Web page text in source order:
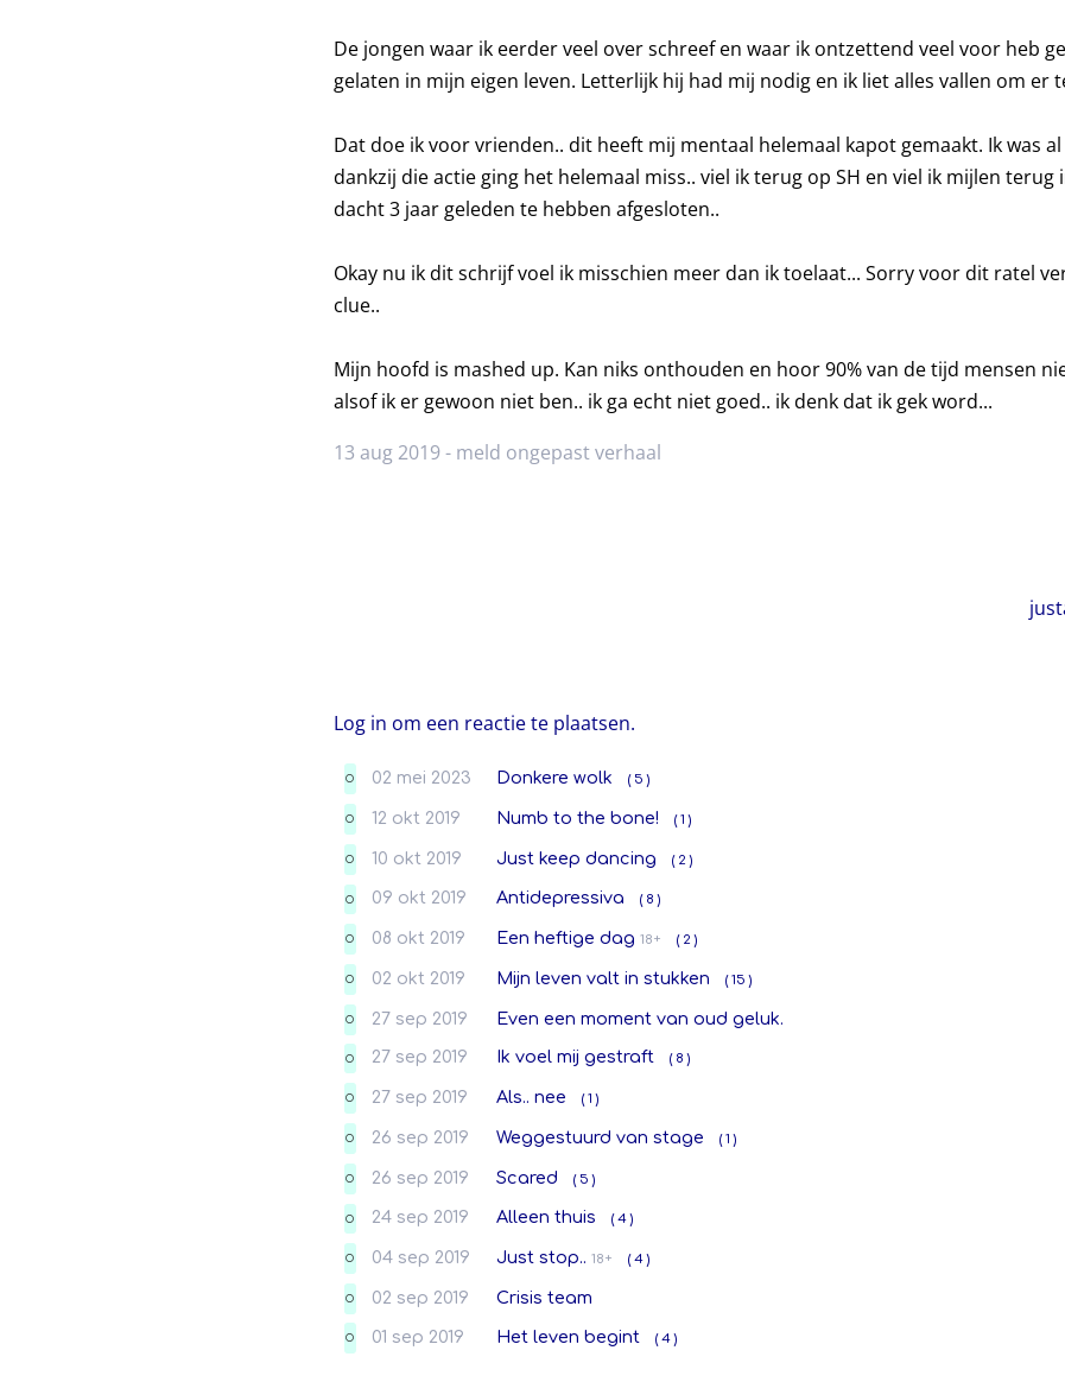
De jongen waar ik eerder veel over schreef en waar ik ontzettend veel voor heb
gelaten in mijn eigen leven. Letterlijk hij had mij nodig en ik liet alles vallen om er
Dat doe ik voor vrienden.. dit heeft mij mentaal helemaal kapot gemaakt. Ik was
dankzij die actie ging het helemaal miss.. viel ik terug op SH en viel ik mijlen terug
dacht 3 jaar geleden te hebben afgesloten..
Okay nu ik dit schrijf voel ik misschien meer dan ik toelaat... Sorry voor dit ratel
clue..
Mijn hoofd is mashed up. Kan niks onthouden en hoor 90% van de tijd mensen
alsof ik er gewoon niet ben.. ik ga echt niet goed.. ik denk dat ik gek word...
13 aug 2019 - meld ongepast verhaal
Log in om een reactie te plaatsen.
O 02 mei 2023 Donkere wolk ( 5 )
O 12 okt 2019 Numb to the bone! ( 1 )
O 10 okt 2019 Just keep dancing ( 2 )
O 09 okt 2019 Antidepressiva ( 8 )
O 08 okt 2019 Een heftige dag 18+ ( 2 )
O 02 okt 2019 Mijn leven valt in stukken ( 15 )
O 27 sep 2019 Even een moment van oud geluk.
O 27 sep 2019 Ik voel mij gestraft ( 8 )
O 27 sep 2019 Als.. nee ( 1 )
O 26 sep 2019 Weggestuurd van stage ( 1 )
O 26 sep 2019 Scared ( 5 )
O 24 sep 2019 Alleen thuis ( 4 )
O 04 sep 2019 Just stop.. 18+ ( 4 )
O 02 sep 2019 Crisis team
O 01 sep 2019 Het leven begint ( 4 )